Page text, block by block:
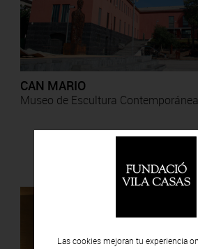
CAN MARIO
Museo de Escultura Contemporánea
Las cookies mejoran tu experiencia